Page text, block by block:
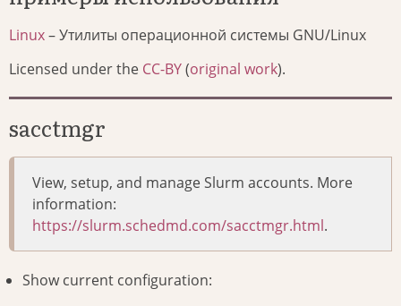
Linux– Утилиты операционной системы GNU/Linux
Licensed under the CC-BY(original work).
sacctmgr
View, setup, and manage Slurm accounts. More
information:
https://slurm.schedmd.com/sacctmgr.html.
Show current configuration: